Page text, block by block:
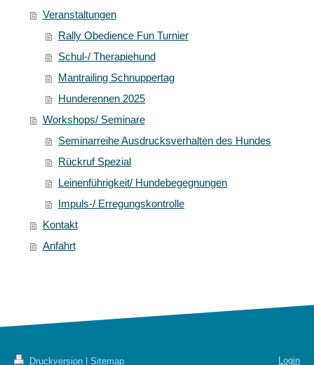
Veranstaltungen
Rally Obedience Fun Turnier
Schul-/ Therapiehund
Mantrailing Schnuppertag
Hunderennen 2025
Workshops/ Seminare
Seminarreihe Ausdrucksverhalten des Hundes
Rückruf Spezial
Leinenführigkeit/ Hundebegegnungen
Impuls-/ Erregungskontrolle
Kontakt
Anfahrt
Druckversion | Sitemap Login